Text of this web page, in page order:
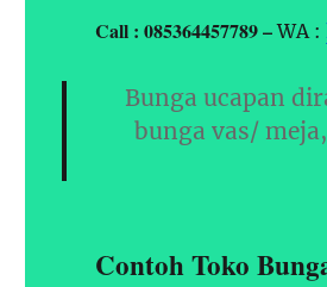
Call : 085364457789 –WA :
Bunga ucapan
bunga vas/
Contoh Toko